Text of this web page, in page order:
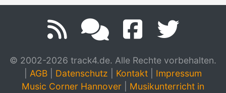
© 2002-2026 track4.de. Alle Rechte vorbehalten.
AGB Datenschutz Kontakt
Impressum
Music Corner Hannover
Musikunterricht in